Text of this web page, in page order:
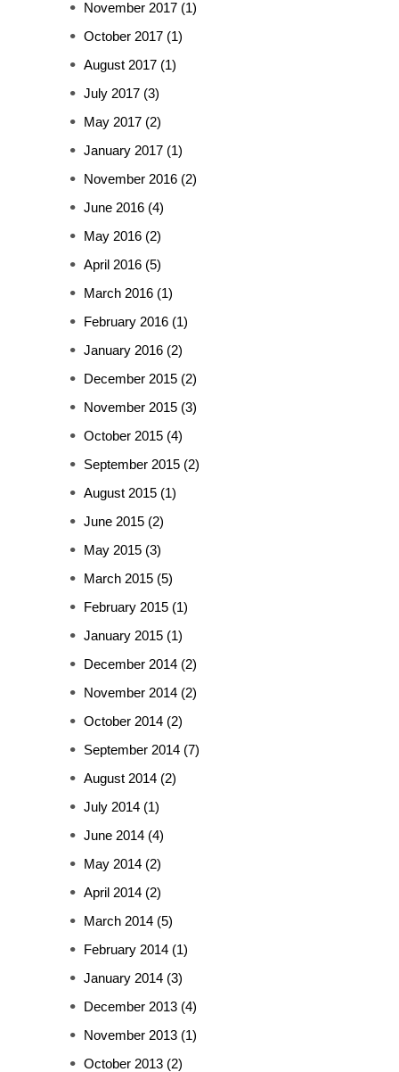
November 2017 (1)
October 2017 (1)
August 2017 (1)
July 2017 (3)
May 2017 (2)
January 2017 (1)
November 2016 (2)
June 2016 (4)
May 2016 (2)
April 2016 (5)
March 2016 (1)
February 2016 (1)
January 2016 (2)
December 2015 (2)
November 2015 (3)
October 2015 (4)
September 2015 (2)
August 2015 (1)
June 2015 (2)
May 2015 (3)
March 2015 (5)
February 2015 (1)
January 2015 (1)
December 2014 (2)
November 2014 (2)
October 2014 (2)
September 2014 (7)
August 2014 (2)
July 2014 (1)
June 2014 (4)
May 2014 (2)
April 2014 (2)
March 2014 (5)
February 2014 (1)
January 2014 (3)
December 2013 (4)
November 2013 (1)
October 2013 (2)